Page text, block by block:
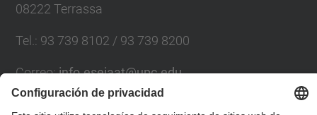
08222 Terrassa
Tel. : 93 739 8102 / 93 739 8200
Correo:info.eseiaat@upc.edu
Directorio UPC